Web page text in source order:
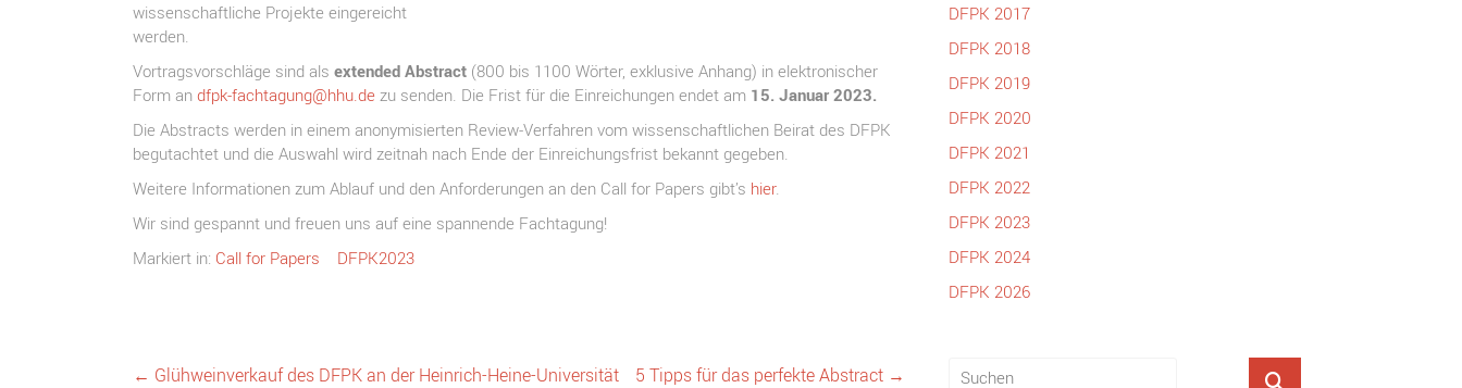
wissenschaftliche Projekte eingereicht
werden.
Vortragsvorschläge sind als extended Abstract (800 bis 1100 Wörter, exklusive Anhang) in elektronischer
Form an dfpk-fachtagung@hhu.de zu senden. Die Frist für die Einreichungen endet am 15. Januar 2023.
Die Abstracts werden in einem anonymisierten Review-Verfahren vom wissenschaftlichen Beirat des DFPK
begutachtet und die Auswahl wird zeitnah nach Ende der Einreichungsfrist bekannt gegeben.
Weitere Informationen zum Ablauf und den Anforderungen an den Call for Papers gibt’s hier.
Wir sind gespannt und freuen uns auf eine spannende Fachtagung!
Markiert in: Call for Papers DFPK2023
← Glühweinverkauf des DFPK an der Heinrich-Heine-Universität 5 Tipps für das perfekte Abstract →
DFPK 2017
DFPK 2018
DFPK 2019
DFPK 2020
DFPK 2021
DFPK 2022
DFPK 2023
DFPK 2024
DFPK 2026